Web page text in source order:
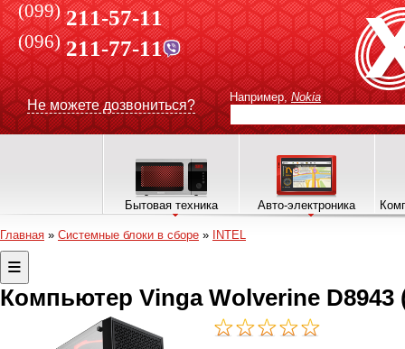
(099) 211-57-11
(096)211-77-11
Не можете дозвониться?
Например, Nokia
Бытовая техника Авто-электроника
Главная » Системные блоки в сборе » INTEL
Компьютер Vinga Wolverine D8943